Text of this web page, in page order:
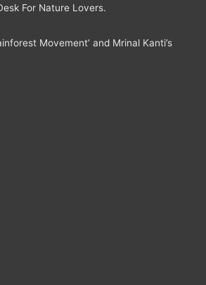
For Nature Lovers.
Movement’ and Mrinal Kanti’s